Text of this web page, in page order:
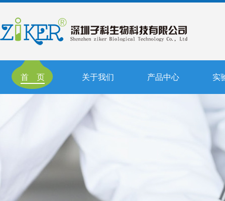
首 页 关于我们 产品中心 实